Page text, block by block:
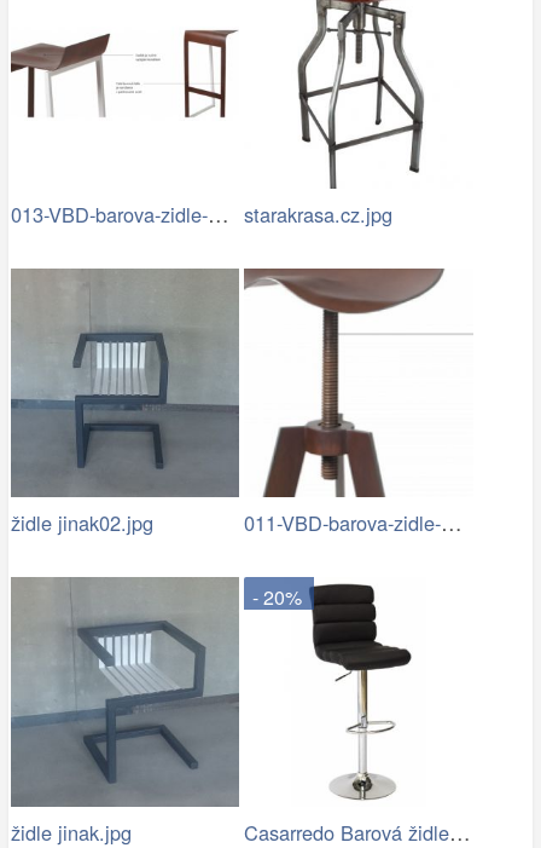
013-VBD-barova-zidle-B03-detail.jpg starakrasa.cz.jpg
židle jinak02.jpg 011-VBD-barova-zidle-B01-detail.jpg
židle jinak.jpg
- 20%
Casarredo Barová židle KROKUS C-617…